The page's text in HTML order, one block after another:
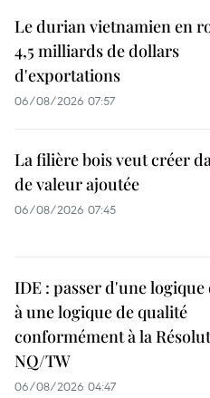
Le durian vietnamien en
4,5 milliards de dollars
d'exportations
06/08/2026 07:57
La filière bois veut créer
de valeur ajoutée
06/08/2026 07:45
IDE : passer d'une
à une logique de qualité
conformément à la
NQ/TW
06/08/2026 04:47